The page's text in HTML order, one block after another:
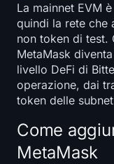
Open Interest
Valore Totale
Rainbow Chart
Conto alla
La mainnet EVM
quindi la rete che
non token di test.
MetaMask
livello DeFi di
operazione, dai
token delle
Come
MetaMask